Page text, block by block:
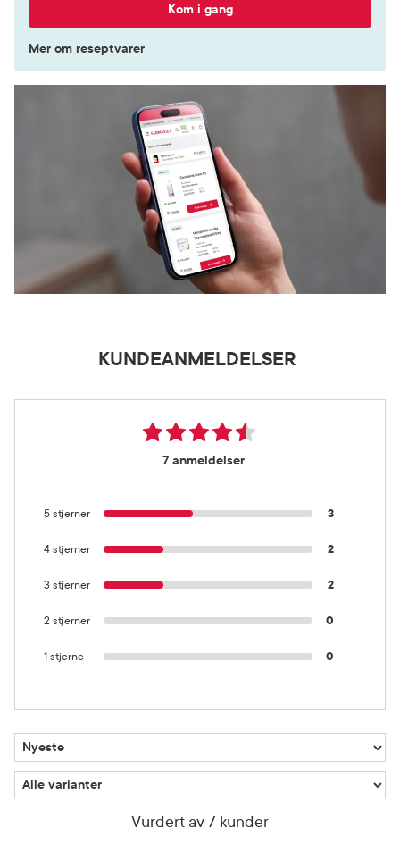
Kom i gang
Mer om reseptvarer
KUNDEANMELDELSER
7 anmeldelser
5 stjerner 3
4 stjerner 2
3 stjerner 2
2 stjerner 0
1 stjerne 0
Vurdert av 7 kunder